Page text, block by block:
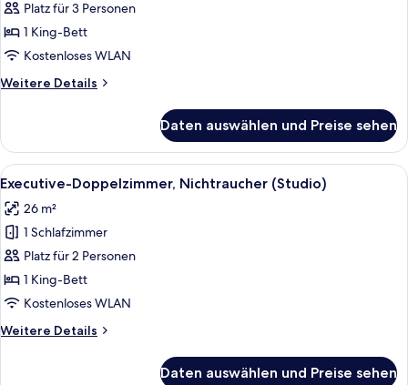
Floor)
Deluxe-
Doppelzimmer,
Nichtraucher
(with
Loft,
Floor)
anzeigen
Platz für 3 Personen
1 King-Bett
Kostenloses WLAN
Weitere Details
Weitere
Doppelzimmer,
Nichtraucher
(with
12th
Floor)
Daten auswählen und Preise sehen
Alle
Fotos
für
Executive-
Doppelzimmer,
Nichtraucher
(Studio)
Ein modernes Hotelzimmer mit
4
Executive-Doppelzimmer, Nichtraucher (Studio)
26 m²
1 Schlafzimmer
Platz für 2 Personen
1 King-Bett
Kostenloses WLAN
Weitere Details
Weitere
Daten auswählen und Preise sehen